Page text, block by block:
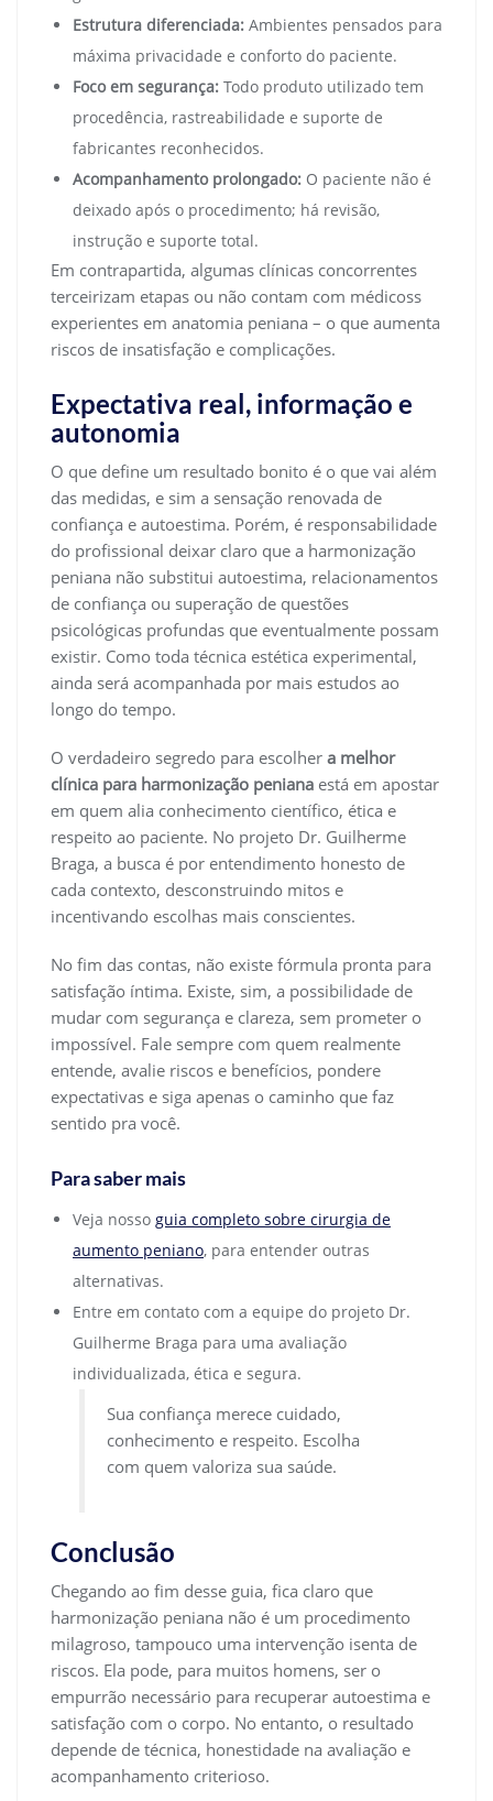
Estrutura diferenciada: Ambientes pensados para
máxima privacidade e conforto do paciente.
Foco em segurança: Todo produto utilizado tem
procedência, rastreabilidade e suporte de
fabricantes reconhecidos.
Acompanhamento prolongado: O paciente não é
deixado após o procedimento; há revisão,
instrução e suporte total.
Em contrapartida, algumas clínicas concorrentes
terceirizam etapas ou não contam com médicoss
experientes em anatomia peniana – o que aumenta
riscos de insatisfação e complicações.
Expectativa real, informação e
autonomia
O que define um resultado bonito é o que vai além
das medidas, e sim a sensação renovada de
confiança e autoestima. Porém, é responsabilidade
do profissional deixar claro que a harmonização
peniana não substitui autoestima, relacionamentos
de confiança ou superação de questões
psicológicas profundas que eventualmente possam
existir. Como toda técnica estética experimental,
ainda será acompanhada por mais estudos ao
longo do tempo.
O verdadeiro segredo para escolher a melhor
clínica para harmonização peniana está em apostar
em quem alia conhecimento científico, ética e
respeito ao paciente. No projeto Dr. Guilherme
Braga, a busca é por entendimento honesto de
cada contexto, desconstruindo mitos e
incentivando escolhas mais conscientes.
No fim das contas, não existe fórmula pronta para
satisfação íntima. Existe, sim, a possibilidade de
mudar com segurança e clareza, sem prometer o
impossível. Fale sempre com quem realmente
entende, avalie riscos e benefícios, pondere
expectativas e siga apenas o caminho que faz
sentido pra você.
Para saber mais
Veja nosso guia completo sobre cirurgia de
aumento peniano, para entender outras
alternativas.
Entre em contato com a equipe do projeto Dr.
Guilherme Braga para uma avaliação
individualizada, ética e segura.
Sua confiança merece cuidado,
conhecimento e respeito. Escolha
com quem valoriza sua saúde.
Conclusão
Chegando ao fim desse guia, fica claro que
harmonização peniana não é um procedimento
milagroso, tampouco uma intervenção isenta de
riscos. Ela pode, para muitos homens, ser o
empurrão necessário para recuperar autoestima e
satisfação com o corpo. No entanto, o resultado
depende de técnica, honestidade na avaliação e
acompanhamento criterioso.